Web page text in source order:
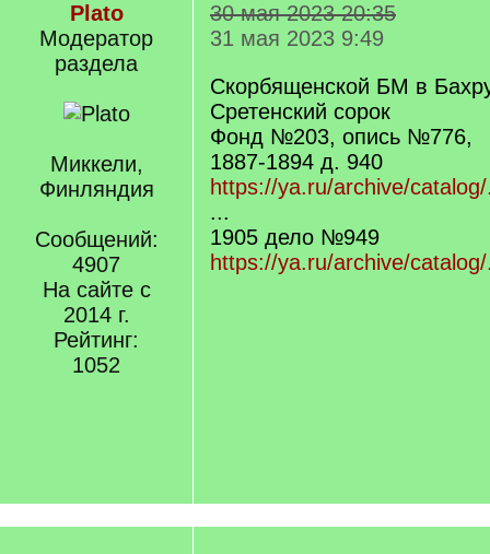
Plato
Модератор
раздела
Миккели,
Финляндия
Сообщений:
4907
На сайте с
2014 г.
Рейтинг:
1052
30 мая 2023 20:35
31 мая 2023 9:49
Скорбященской БМ в
Сретенский сорок
Фонд №203, опись №776,
1887-1894 д. 940
https://ya.ru/archive/
...
1905 дело №949
https://ya.ru/archive/